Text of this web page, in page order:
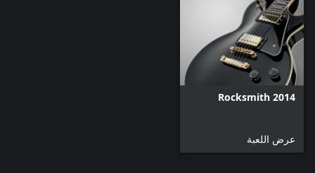
Rocksmith 2014
عرض اللعبة